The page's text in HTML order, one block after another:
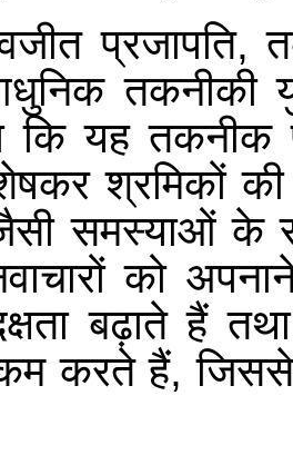
प्रजापति,
तकनीकी
कि यह तकनीक
श्रमिकों
समस्याओं के
को
बढ़ाते हैं
करते हैं, जिससे